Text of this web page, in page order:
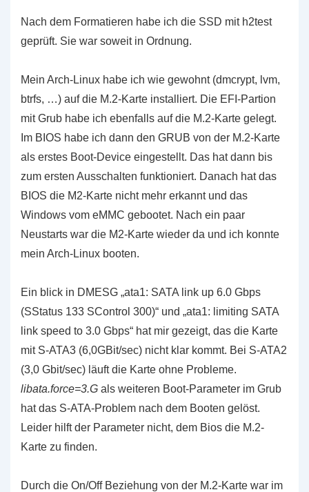
Nach dem Formatieren habe ich die SSD mit h2test
geprüft. Sie war soweit in Ordnung.
Mein Arch-Linux habe ich wie gewohnt (dmcrypt, lvm,
btrfs, …) auf die M.2-Karte installiert. Die EFI-Partion
mit Grub habe ich ebenfalls auf die M.2-Karte gelegt.
Im BIOS habe ich dann den GRUB von der M.2-Karte
als erstes Boot-Device eingestellt. Das hat dann bis
zum ersten Ausschalten funktioniert. Danach hat das
BIOS die M2-Karte nicht mehr erkannt und das
Windows vom eMMC gebootet. Nach ein paar
Neustarts war die M2-Karte wieder da und ich konnte
mein Arch-Linux booten.
Ein blick in DMESG „ata1: SATA link up 6.0 Gbps
(SStatus 133 SControl 300)“ und „ata1: limiting SATA
link speed to 3.0 Gbps“ hat mir gezeigt, das die Karte
mit S-ATA3 (6,0GBit/sec) nicht klar kommt. Bei S-ATA2
(3,0 Gbit/sec) läuft die Karte ohne Probleme.
libata.force=3.G als weiteren Boot-Parameter im Grub
hat das S-ATA-Problem nach dem Booten gelöst.
Leider hilft der Parameter nicht, dem Bios die M.2-
Karte zu finden.
Durch die On/Off Beziehung von der M.2-Karte war im